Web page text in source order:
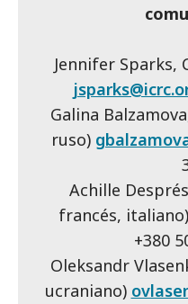
Jennifer Sparks,
Galina
ruso)
Achille
francés,
+380
Oleksandr
ucraniano)